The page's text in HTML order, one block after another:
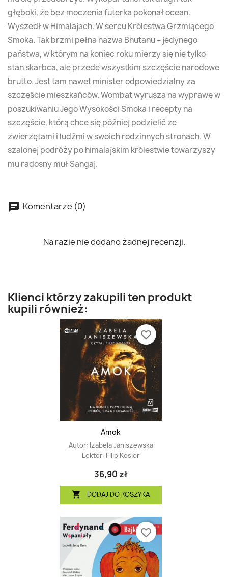
głęboki, że bez moczenia futerka pokonał ocean.
Wyszedł w Himalajach. W sercu Królestwa Grzmiącego
Smoka. Tak brzmi pełna nazwa Bhutanu – jedynego
państwa, w którym na koniec roku mierzy się nie tylko
stan skarbca, ale przede wszystkim szczęście narodowe
brutto. Jest tam nawet minister odpowiedzialny za
szczęście mieszkańców. Wombat wyrusza na wyprawę w
poszukiwaniu Jego Wysokości Smoka i recepty na
szczęście, którą chce się później podzielić ze
zwierzętami i ludźmi w swoich rodzinnych stronach. W
szalonej podróży po himalajskim królestwie towarzyszy
mu radosny muł Sangaj.
Komentarze (0)
Na razie nie dodano żadnej recenzji.
Klienci którzy zakupili ten produkt
kupili również:
Amok
Autor: Izabela Janiszewska
Lektor: Filip Kosior
36,90 zł
 DODAJ DO KOSZYKA
favorite_border
favorite_border